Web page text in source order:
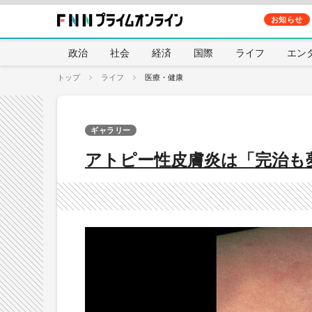
お知らせ
政治 社会 経済 国際 ライフ エン
トップ ライフ 医療・健康
アトピー性皮膚炎は「完治
ギャラリー